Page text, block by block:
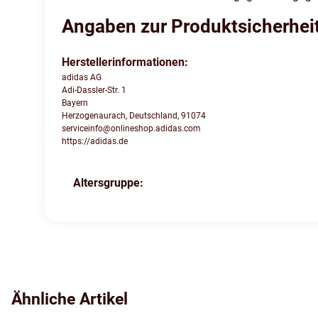
Angaben zur
Herstellerinformationen:
adidas AG
Adi-Dassler-Str. 1
Bayern
Herzogenaurach, Deutschland, 91074
serviceinfo@onlineshop.adidas.com
https://adidas.de
Produkteigenschaft
Wert
Altersgruppe:
Ähnliche Artikel